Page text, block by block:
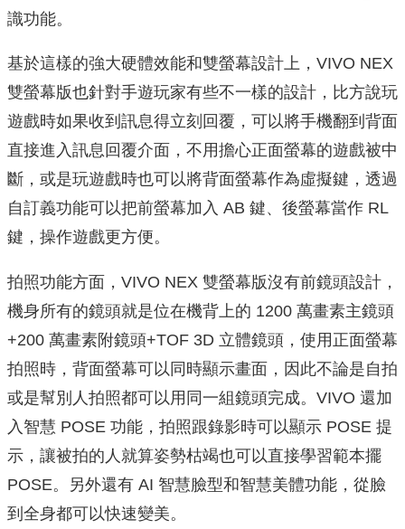
識功能。
基於這樣的強大硬體效能和雙螢幕設計上，VIVO NEX
雙螢幕版也針對手遊玩家有些不一樣的設計，比方說玩
遊戲時如果收到訊息得立刻回覆，可以將手機翻到背面
直接進入訊息回覆介面，不用擔心正面螢幕的遊戲被中
斷，或是玩遊戲時也可以將背面螢幕作為虛擬鍵，透過
自訂義功能可以把前螢幕加入 AB 鍵、後螢幕當作 RL
鍵，操作遊戲更方便。
拍照功能方面，VIVO NEX 雙螢幕版沒有前鏡頭設計，
機身所有的鏡頭就是位在機背上的 1200 萬畫素主鏡頭
+200 萬畫素附鏡頭+TOF 3D 立體鏡頭，使用正面螢幕
拍照時，背面螢幕可以同時顯示畫面，因此不論是自拍
或是幫別人拍照都可以用同一組鏡頭完成。VIVO 還加
入智慧 POSE 功能，拍照跟錄影時可以顯示 POSE 提
示，讓被拍的人就算姿勢枯竭也可以直接學習範本擺
POSE。另外還有 AI 智慧臉型和智慧美體功能，從臉
到全身都可以快速變美。